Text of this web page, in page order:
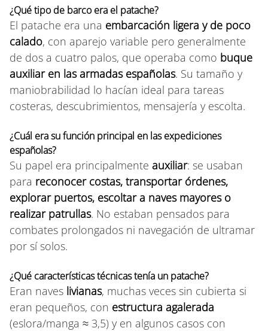
¿Qué tipo de barco era el patache?
El patache era una embarcación ligera y de poco
calado, con aparejo variable pero generalmente
de dos a cuatro palos, que operaba como buque
auxiliar en las armadas españolas. Su tamaño y
maniobrabilidad lo hacían ideal para tareas
costeras, descubrimientos, mensajería y escolta.
¿Cuál era su función principal en las expediciones
españolas?
Su papel era principalmente auxiliar: se usaban
para reconocer costas, transportar órdenes,
explorar puertos, escoltar a naves mayores o
realizar patrullas. No estaban pensados para
combates prolongados ni navegación de ultramar
por sí solos.
¿Qué características técnicas tenía un patache?
Eran naves livianas, muchas veces sin cubierta si
eran pequeños, con estructura agalerada
(eslora/manga ≈ 3,5) y en algunos casos con